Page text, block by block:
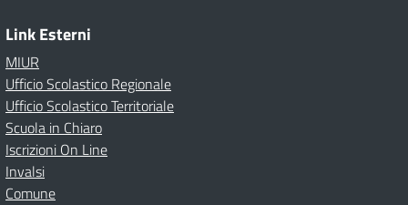
Link Esterni
MIUR
Ufficio Scolastico Regionale
Ufficio Scolastico Territoriale
Scuola in Chiaro
Iscrizioni On Line
Invalsi
Comune